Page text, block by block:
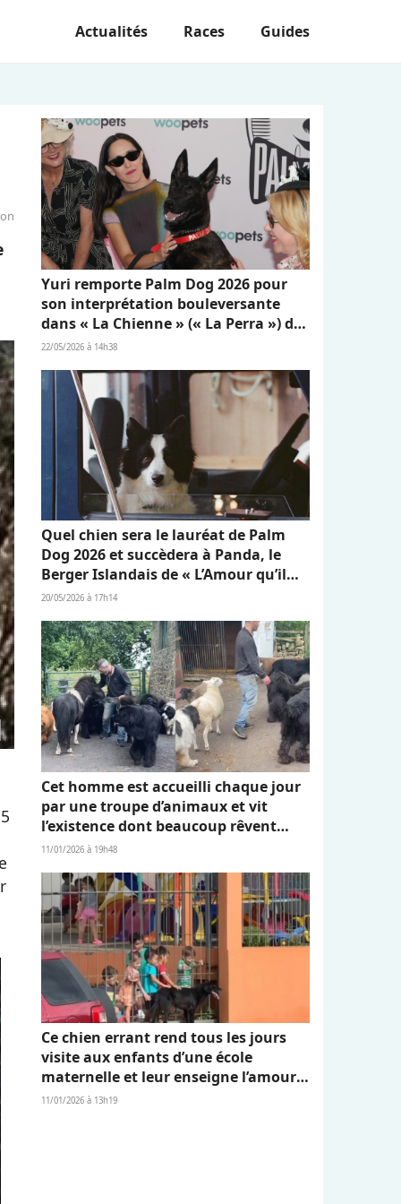
Actualités Races Guides
Yuri remporte Palm Dog 2026 pour
son interprétation bouleversante
dans « La Chienne » (« La Perra ») de
Dominga Sotomayor
22/05/2026 à 14h38
Quel chien sera le lauréat de Palm
Dog 2026 et succèdera à Panda, le
Berger Islandais de « L’Amour qu’il
nous reste » ?
20/05/2026 à 17h14
Cet homme est accueilli chaque jour
par une troupe d’animaux et vit
l’existence dont beaucoup rêvent
(vidéo)
11/01/2026 à 19h48
Ce chien errant rend tous les jours
visite aux enfants d’une école
maternelle et leur enseigne l’amour
et l’empathie (vidéo)
11/01/2026 à 13h19